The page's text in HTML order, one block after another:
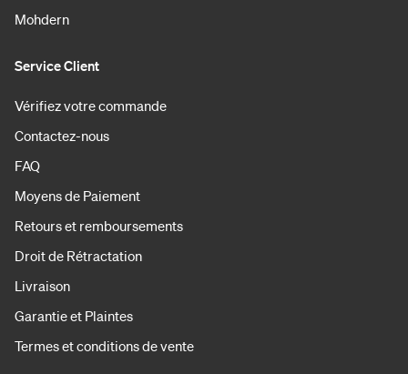
Mohdern
Service Client
Vérifiez votre commande
Contactez-nous
FAQ
Moyens de Paiement
Retours et remboursements
Droit de Rétractation
Livraison
Garantie et Plaintes
Termes et conditions de vente